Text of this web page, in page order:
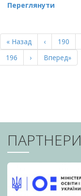
Переглянути
НА
СТОРІНКИ
Перша
сторінка
« Назад
Попередня
сторінка
‹ Page
190
Page
196
Наступна
сторінка
›
Остання
сторінка
Вперед»
ПАРТНЕРИ